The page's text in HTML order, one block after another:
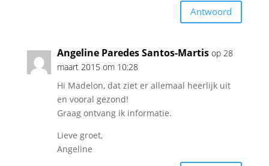
Antwoord
Angeline Paredes Santos-Martis op 28
maart 2015 om 10:28
Hi Madelon, dat ziet er allemaal heerlijk uit
en vooral gezond!
Graag ontvang ik informatie.
Lieve groet,
Angeline